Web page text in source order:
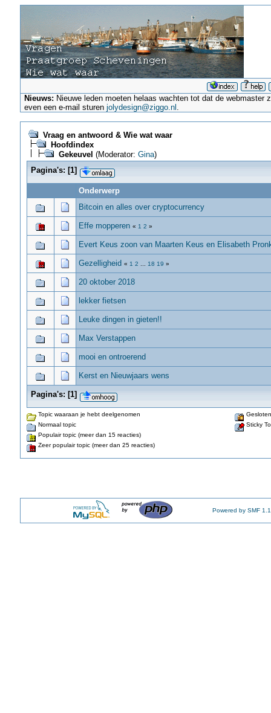
Nieuws: Nieuwe leden moeten helaas wachten tot dat de
even een e-mail sturenjolydesign@ziggo.nl .
Vraag en antwoord & Wie wat waar
Hoofdindex
Gekeuvel (Moderator: Gina)
Pagina's:[1]
Onderwerp
Bitcoin en alles over cryptocurrency
Effe mopperen « 1 2 »
Evert Keus zoon van Maarten Keus en Elisabeth
Gezelligheid « 1 2 18 19 »
20 oktober 2018
lekker fietsen
Leuke dingen in gieten!!
Max Verstappen
mooi en ontroerend
Kerst en Nieuwjaars wens
Pagina's:[1]
Topic waaraan je hebt deelgenomen
Normaal topic
Populair topic (meer dan 15 reacties)
Zeer populair topic (meer dan 25 reacties)
Sticky
Powered by SMF